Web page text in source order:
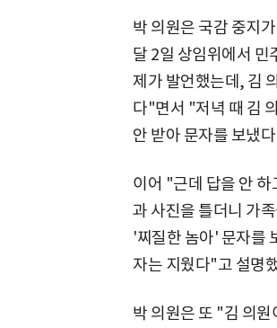
박 의원은 국감 중지
달 2일 상임위에서 민
제가 발언했는데, 김
다"면서 "저녁 때 김
안 받아 문자를 보냈
이어 "근데 답을 안 하
과 사진을 틀더니 가
'찌질한 놈아' 문자를
자는 지웠다"고 설명
박 의원은 또 "김 의